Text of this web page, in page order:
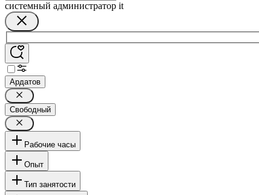
системный администратор it
Ардатов
Свободный
Рабочие часы
Опыт
Тип занятости